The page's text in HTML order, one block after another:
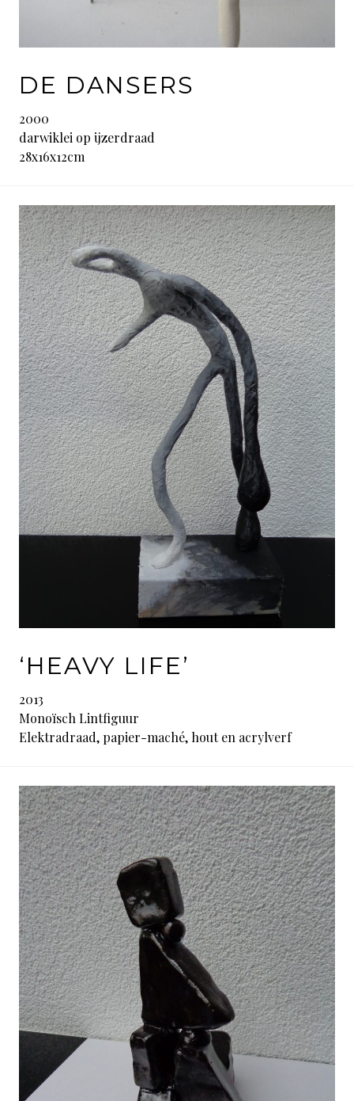
DE DANSERS
2000
darwiklei op ijzerdraad
28x16x12cm
‘HEAVY LIFE’
2013
Monoïsch Lintfiguur
Elektradraad, papier-maché, hout en acrylverf